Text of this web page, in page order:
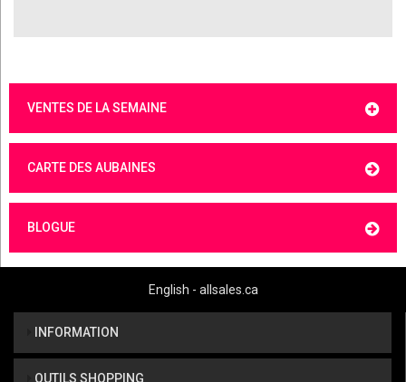
VENTES DE LA SEMAINE
CARTE DES AUBAINES
BLOGUE
English - allsales.ca
INFORMATION
OUTILS SHOPPING